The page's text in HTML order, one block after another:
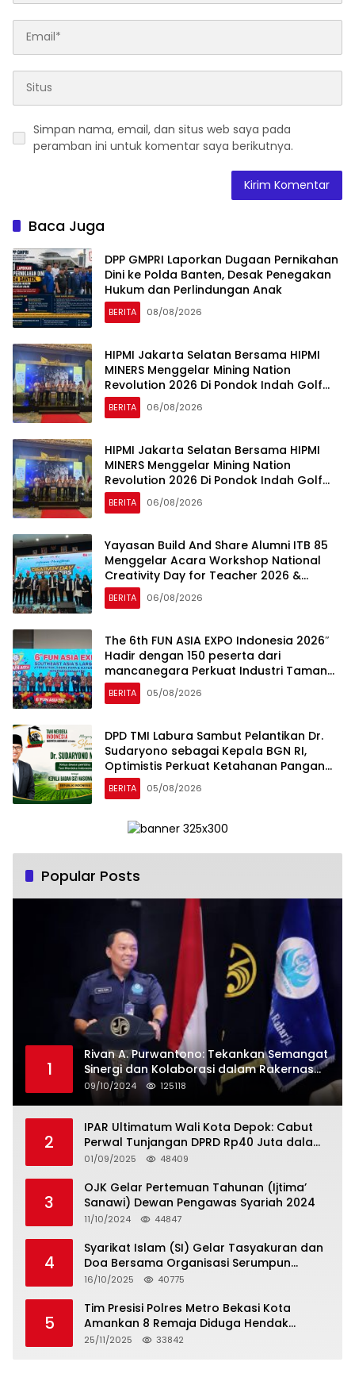
Simpan nama, email, dan situs web saya pada
peramban ini untuk komentar saya berikutnya.
Baca Juga
DPP GMPRI Laporkan Dugaan Pernikahan
Dini ke Polda Banten, Desak Penegakan
Hukum dan Perlindungan Anak
BERITA 08/08/2026
HIPMI Jakarta Selatan Bersama HIPMI
MINERS Menggelar Mining Nation
Revolution 2026 Di Pondok Indah Golf
Jakarta
BERITA 06/08/2026
HIPMI Jakarta Selatan Bersama HIPMI
MINERS Menggelar Mining Nation
Revolution 2026 Di Pondok Indah Golf
Jakarta
BERITA 06/08/2026
Yayasan Build And Share Alumni ITB 85
Menggelar Acara Workshop National
Creativity Day for Teacher 2026 &
Dibuka Resmi Pramono Anung (Gubernur
DKI Jakarta)
BERITA 06/08/2026
The 6th FUN ASIA EXPO Indonesia 2026″
Hadir dengan 150 peserta dari
mancanegara Perkuat Industri Taman
Rekreasi dan Ekosistem Pariwisata di
Tanah Air
BERITA 05/08/2026
DPD TMI Labura Sambut Pelantikan Dr.
Sudaryono sebagai Kepala BGN RI,
Optimistis Perkuat Ketahanan Pangan
dan Gizi Nasional
BERITA 05/08/2026
Popular Posts
1
Rivan A. Purwantono: Tekankan Semangat
Sinergi dan Kolaborasi dalam Rakernas
Serikat Pekerja Jasa Raharja
09/10/2024 125118
2
IPAR Ultimatum Wali Kota Depok: Cabut
Perwal Tunjangan DPRD Rp40 Juta dalam
5 Hari atau Hadapi Aksi Rakyat
01/09/2025 48409
3
OJK Gelar Pertemuan Tahunan (Ijtima’
Sanawi) Dewan Pengawas Syariah 2024
11/10/2024 44847
4
Syarikat Islam (SI) Gelar Tasyakuran dan
Doa Bersama Organisasi Serumpun
Syarikat Islam Doa
16/10/2025 40775
5
Tim Presisi Polres Metro Bekasi Kota
Amankan 8 Remaja Diduga Hendak
Tawuran
25/11/2025 33842